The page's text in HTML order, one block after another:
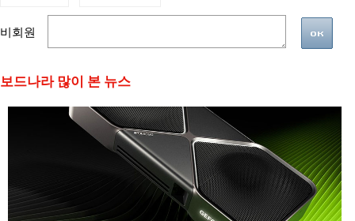
비회원
보드나라 많이 본 뉴스